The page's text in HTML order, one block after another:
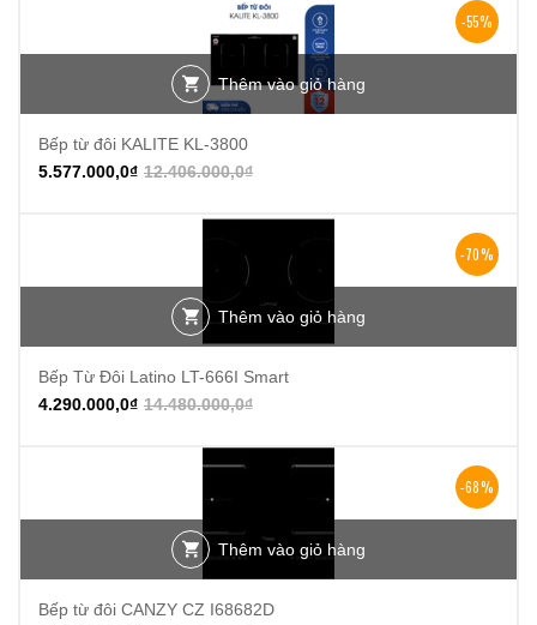
-55%
Thêm vào giỏ hàng
Bếp từ đôi KALITE KL-3800
12.406.000,0₫
5.577.000,0₫
-70%
Thêm vào giỏ hàng
Bếp Từ Đôi Latino LT-666I Smart
14.480.000,0₫
4.290.000,0₫
-68%
Thêm vào giỏ hàng
Bếp từ đôi CANZY CZ I68682D